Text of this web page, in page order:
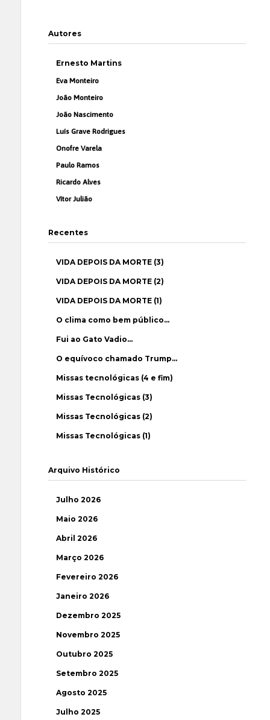
Autores
Ernesto Martins
Eva Monteiro
João Monteiro
João Nascimento
Luís Grave Rodrigues
Onofre Varela
Paulo Ramos
Ricardo Alves
Vítor Julião
Recentes
VIDA DEPOIS DA MORTE (3)
VIDA DEPOIS DA MORTE (2)
VIDA DEPOIS DA MORTE (1)
O clima como bem público…
Fui ao Gato Vadio…
O equívoco chamado Trump…
Missas tecnológicas (4 e fim)
Missas Tecnológicas (3)
Missas Tecnológicas (2)
Missas Tecnológicas (1)
Arquivo Histórico
Julho 2026
Maio 2026
Abril 2026
Março 2026
Fevereiro 2026
Janeiro 2026
Dezembro 2025
Novembro 2025
Outubro 2025
Setembro 2025
Agosto 2025
Julho 2025